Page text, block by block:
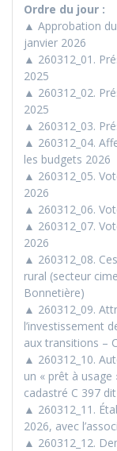
Ordre du jour :
▲ Approbation
janvier 2026
▲ 260312_01.
2025
▲ 260312_02.
2025
▲ 260312_03.
▲ 260312_04.
les budgets 2026
▲ 260312_05.
2026
▲ 260312_06.
▲ 260312_07.
2026
▲ 260312_08.
rural (secteur
Bonnetière)
▲ 260312_09.
l’investissement
aux transitions –
▲ 260312_10.
un « prêt à
cadastré C 397
▲ 260312_11.
2026, avec
▲ 260312_12.